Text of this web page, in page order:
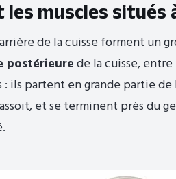
les muscles situés
de la cuisse forment un
postérieurede la cuisse,
ils partent en grande partie de
et se terminent près du